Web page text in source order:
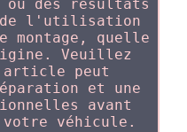
ou des résultats
de l'utilisation
montage, quelle
Veuillez
article peut
et une
avant
véhicule.